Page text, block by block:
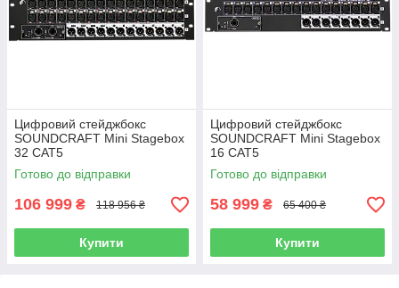
Цифровий стейджбокс
SOUNDCRAFT Mini Stagebox
32 CAT5
Готово до відправки
106 999 ₴ 118 956 ₴
Купити
Цифровий стейджбокс
SOUNDCRAFT Mini Stagebox
16 CAT5
Готово до відправки
58 999 ₴ 65 400 ₴
Купити